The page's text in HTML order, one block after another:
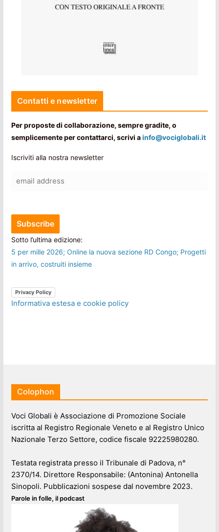
Contatti e newsletter
Per proposte di collaborazione, sempre gradite, o
semplicemente per contattarci, scrivi ainfo@vociglobali.it
Iscriviti alla nostra newsletter
Sotto l’ultima edizione:
5 per mille 2026; Online la nuova sezione RD Congo; Progetti
in arrivo, costruiti insieme
Privacy Policy
Informativa estesa e cookie policy
Colophon
Voci Globali è Associazione di Promozione Sociale
iscritta al Registro Regionale Veneto e al Registro Unico
Nazionale Terzo Settore, codice fiscale 92225980280.
Testata registrata presso il Tribunale di Padova, n°
2370/14. Direttore Responsabile: (Antonina) Antonella
Sinopoli. Pubblicazioni sospese dal novembre 2023.
Parole in folle, il podcast